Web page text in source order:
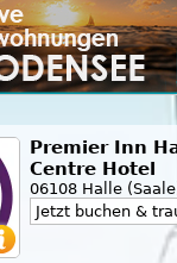
Premier Inn
Centre Hotel
06108 Halle
Jetzt buchen &